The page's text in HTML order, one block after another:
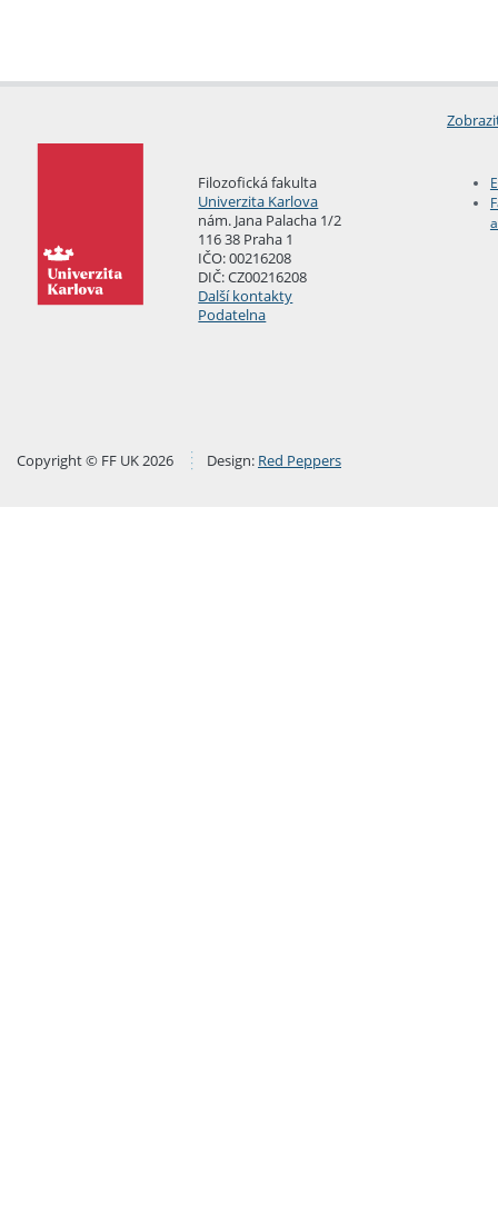
Filozofická fakulta
Univerzita Karlova
nám. Jana Palacha 1/2
116 38 Praha 1
IČO: 00216208
DIČ: CZ00216208
Další kontakty
Podatelna
Copyright © FF UK 2026 Design: Red Peppers